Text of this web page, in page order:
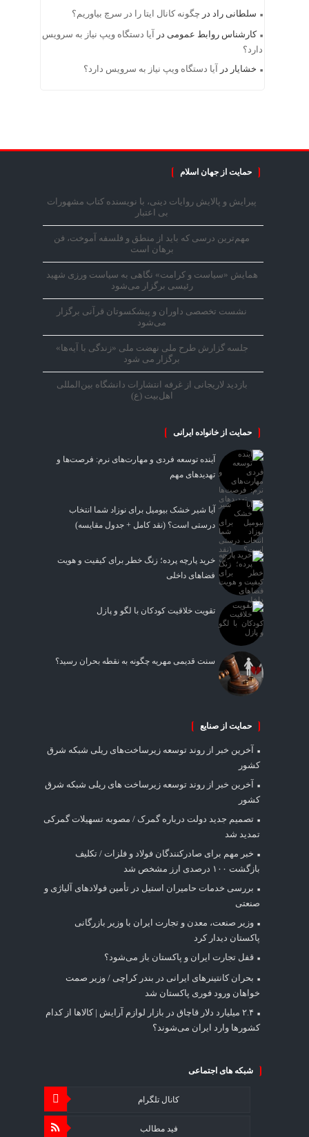
سلطانی راد در چگونه کانال ایتا را در سرچ بیاوریم؟
کارشناس روابط عمومی در
آیا دستگاه ویپ نیاز به سرویس
دارد؟
خشایار در آیا دستگاه ویپ نیاز به سرویس دارد؟
حمایت از جهان اسلام
پیرایش و پالایش روایات دینی، با نویسنده کتاب مشهورات
بی اعتبار
مهم‌ترین درسی که باید از منطق و فلسفه آموخت، فن
برهان است
همایش «سیاست و کرامت» نگاهی به سیاست ورزی شهید
رئیسی برگزار می‌شود
نشست تخصصی داوران و پیشکسوتان قرآنی برگزار
می‌شود
جلسه گزارش طرح ملی نهضت ملی «زندگی با آیه‌ها»
برگزار می شود
بازدید لاریجانی از غرفه انتشارات دانشگاه بین‌المللی
اهل‌بیت (ع)
حمایت از خانواده ایرانی
آینده توسعه فردی و مهارت‌های نرم: فرصت‌ها و
تهدیدهای مهم
آیا شیر خشک بیومیل برای نوزاد شما انتخاب
درستی است؟ (نقد کامل + جدول مقایسه)
خرید پارچه پرده؛ زنگ خطر برای کیفیت و هویت
فضاهای داخلی
تقویت خلاقیت کودکان با لگو و پازل
سنت قدیمی مهریه چگونه به نقطه بحران رسید؟
حمایت از صنایع
آخرین خبر از روند توسعه زیرساخت‌های ریلی شبکه شرق
کشور
آخرین خبر از روند توسعه زیرساخت های ریلی شبکه شرق
کشور
تصمیم جدید دولت درباره گمرک / مصوبه تسهیلات گمرکی
تمدید شد
خبر مهم برای صادرکنندگان فولاد و فلزات / تکلیف
بازگشت ۱۰۰ درصدی ارز مشخص شد
بررسی خدمات حامیران استیل در تأمین فولادهای آلیاژی و
صنعتی
وزیر صنعت، معدن و تجارت ایران با وزیر بازرگانی
پاکستان دیدار کرد
قفل تجارت ایران و پاکستان باز می‌شود؟
بحران کانتینر‌های ایرانی در بندر کراچی / وزیر صمت
خواهان ورود فوری پاکستان شد
۲.۴ میلیارد دلار قاچاق در بازار لوازم آرایش | کالاها از کدام
کشورها وارد ایران می‌شوند؟
شبکه های اجتماعی
کانال تلگرام
فید مطالب